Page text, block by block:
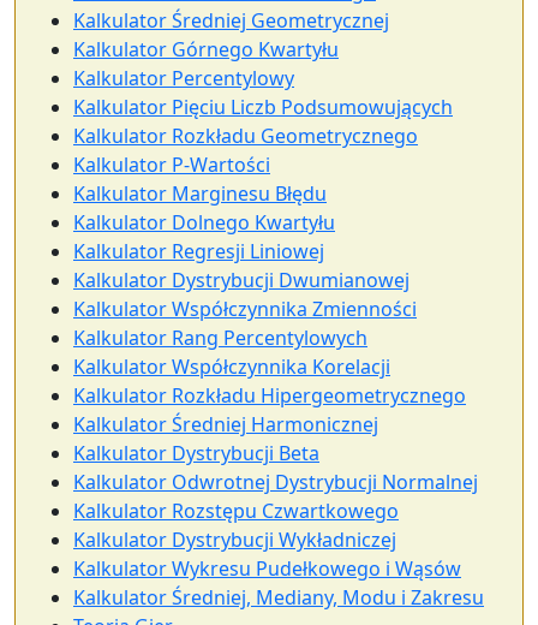
Kalkulator Średniej Geometrycznej
Kalkulator Górnego Kwartyłu
Kalkulator Percentylowy
Kalkulator Pięciu Liczb Podsumowujących
Kalkulator Rozkładu Geometrycznego
Kalkulator P-Wartości
Kalkulator Marginesu Błędu
Kalkulator Dolnego Kwartyłu
Kalkulator Regresji Liniowej
Kalkulator Dystrybucji Dwumianowej
Kalkulator Współczynnika Zmienności
Kalkulator Rang Percentylowych
Kalkulator Współczynnika Korelacji
Kalkulator Rozkładu Hipergeometrycznego
Kalkulator Średniej Harmonicznej
Kalkulator Dystrybucji Beta
Kalkulator Odwrotnej Dystrybucji Normalnej
Kalkulator Rozstępu Czwartkowego
Kalkulator Dystrybucji Wykładniczej
Kalkulator Wykresu Pudełkowego i Wąsów
Kalkulator Średniej, Mediany, Modu i Zakresu